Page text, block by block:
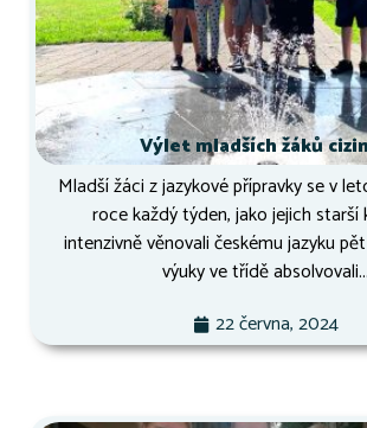
Výlet mladších žáků
Mladší žáci z jazykové přípravky se v
roce každý týden, jako jejich starší
intenzivně věnovali českému jazyku
výuky ve třídě absolvovali...
22 června, 2024